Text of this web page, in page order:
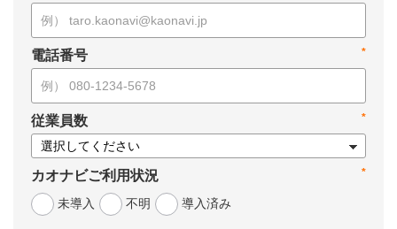
*
電話番号
*
従業員数
*
カオナビご利用状況
未導入
不明 導入済み